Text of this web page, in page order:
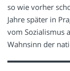
so wie vorher
Jahre später in
vom Sozialismus
Wahnsinn der